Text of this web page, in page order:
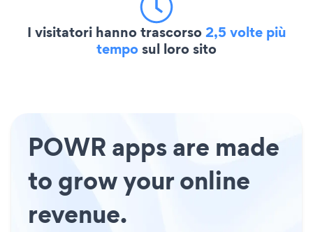
I visitatori hanno trascorso2,5 volte più
temposul loro sito
POWR apps are made
to grow your online
revenue.